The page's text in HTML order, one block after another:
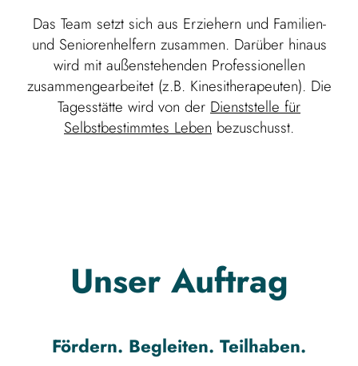
Das Team setzt sich aus Erziehern und Familien-
und Seniorenhelfern zusammen. Darüber hinaus
wird mit außenstehenden Professionellen
zusammengearbeitet (z.B. Kinesitherapeuten). Die
Tagesstätte wird von der Dienststelle für
Selbstbestimmtes Leben bezuschusst.
Unser Auftrag
Fördern. Begleiten. Teilhaben.